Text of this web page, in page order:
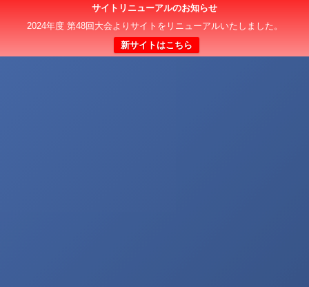
サイトリニューアルのお知らせ
2024年度 第48回大会よりサイトをリニューアルいたしました。
新サイトはこちら